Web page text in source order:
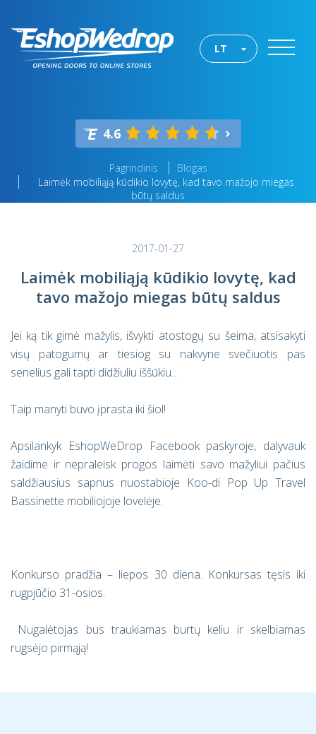
LT
4.6
Pagrindinis
Blogas
Laimėk mobiliąją kūdikio lovytę, kad tavo mažojo miegas
būtų saldus
2017-01-27
Laimėk mobiliąją kūdikio lovytę, kad
tavo mažojo miegas būtų saldus
Jei ką tik gimė mažylis, išvykti atostogų su šeima, atsisakyti
visų patogumų ar tiesiog su nakvyne svečiuotis pas
senelius gali tapti didžiuliu iššūkiu…
Taip manyti buvo įprasta iki šiol!
Apsilankyk EshopWeDrop Facebook paskyroje, dalyvauk
žaidime ir nepraleisk progos laimėti savo mažyliui pačius
saldžiausius sapnus nuostabioje Koo-di Pop Up Travel
Bassinette mobiliojoje lovelėje.
Konkurso pradžia – liepos 30 diena. Konkursas tęsis iki
rugpjūčio 31-osios.
Nugalėtojas bus traukiamas burtų keliu ir skelbiamas
rugsėjo pirmąją!